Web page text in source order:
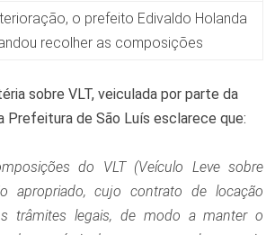
o prefeito Edivaldo Holanda
recolher as composições
sobre VLT, veiculada por parte da
Prefeitura de São Luís esclarece que:
do VLT (Veículo Leve sobre
apropriado, cujo contrato de locação
trâmites legais, de modo a manter o